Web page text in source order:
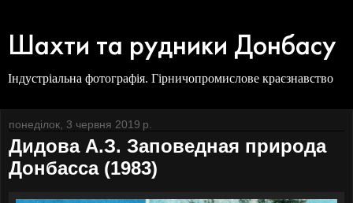
Шахти та рудники Донбасу
Індустріальна фотографія. Гірничопромислове краєзнавство
понеділок, 3 червня 2019 р.
Дидова А.З. Заповедная природа
Донбасса (1983)